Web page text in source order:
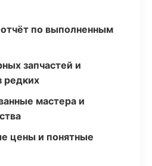
по выполненным
запчастей и
редких
мастера и
цены и понятные